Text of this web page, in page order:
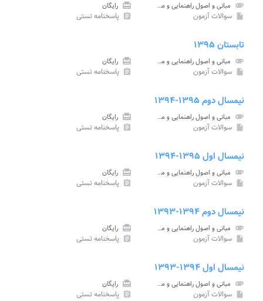
attachment مبانی و اصول راهنمایی و مشاوره پیام نور card_giftcard رایگان
insert_drive_file سوالات آزمون assignment پاسخنامه تستی
تابستان ۱۳۹۵
attachment مبانی و اصول راهنمایی و مشاوره پیام نور card_giftcard رایگان
insert_drive_file سوالات آزمون assignment پاسخنامه تستی
نیمسال دوم ۱۳۹۵-۱۳۹۴
attachment مبانی و اصول راهنمایی و مشاوره پیام نور card_giftcard رایگان
insert_drive_file سوالات آزمون assignment پاسخنامه تستی
نیمسال اول ۱۳۹۵-۱۳۹۴
attachment مبانی و اصول راهنمایی و مشاوره پیام نور card_giftcard رایگان
insert_drive_file سوالات آزمون assignment پاسخنامه تستی
نیمسال دوم ۱۳۹۴-۱۳۹۳
attachment مبانی و اصول راهنمایی و مشاوره پیام نور card_giftcard رایگان
insert_drive_file سوالات آزمون assignment پاسخنامه تستی
نیمسال اول ۱۳۹۴-۱۳۹۳
attachment مبانی و اصول راهنمایی و مشاوره پیام نور card_giftcard رایگان
insert_drive_file سوالات آزمون assignment پاسخنامه تستی